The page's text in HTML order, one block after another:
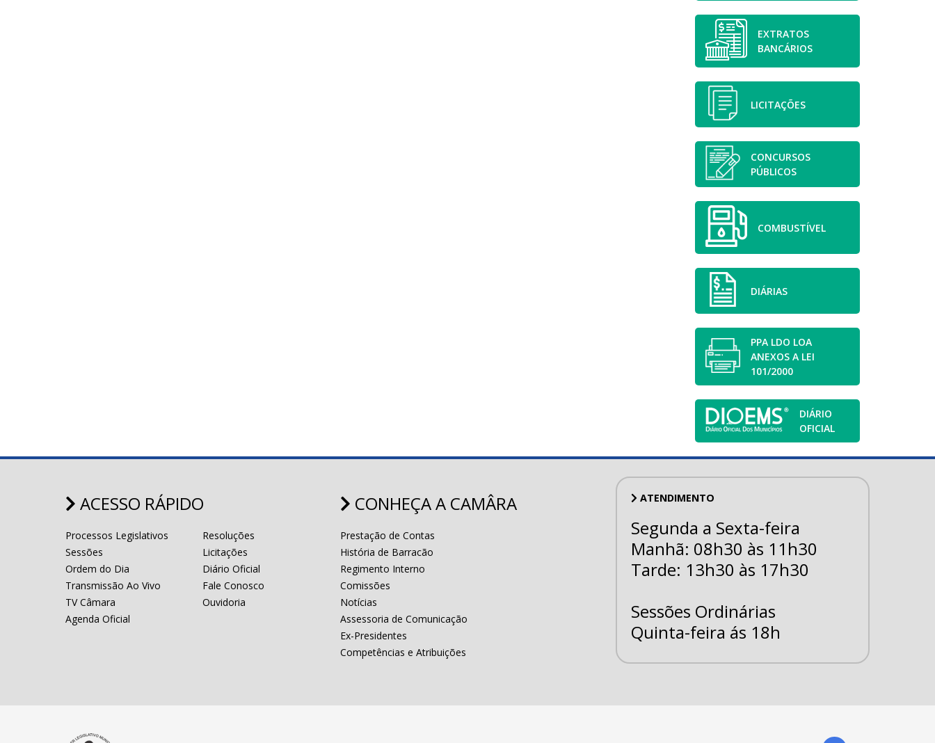
EXTRATOS
BANCÁRIOS
LICITAÇÕES
CONCURSOS
PÚBLICOS
COMBUSTÍVEL
DIÁRIAS
PPA LDO LOA
ANEXOS A LEI
101/2000
DIÁRIO
OFICIAL
ACESSO RÁPIDO
Processos Legislativos
Sessões
Ordem do Dia
Transmissão Ao Vivo
TV Câmara
Agenda Oficial
Resoluções
Licitações
Diário Oficial
Fale Conosco
Ouvidoria
CONHEÇA A CAMÂRA
Prestação de Contas
História de Barracão
Regimento Interno
Comissões
Notícias
Assessoria de Comunicação
Ex-Presidentes
Competências e Atribuições
ATENDIMENTO
Segunda a Sexta-feira
Manhã: 08h30 às 11h30
Tarde: 13h30 às 17h30
Sessões Ordinárias
Quinta-feira ás 18h